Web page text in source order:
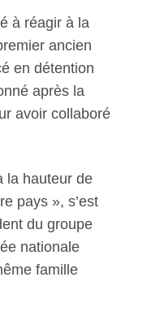
à réagir à la
ancien
en détention
après la
avoir collaboré
la hauteur de
pays », s’est
du groupe
nationale
famille